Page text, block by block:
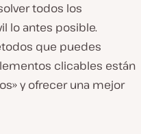
todos los
lo antes posible.
que puedes
clicables están
y ofrecer una mejor